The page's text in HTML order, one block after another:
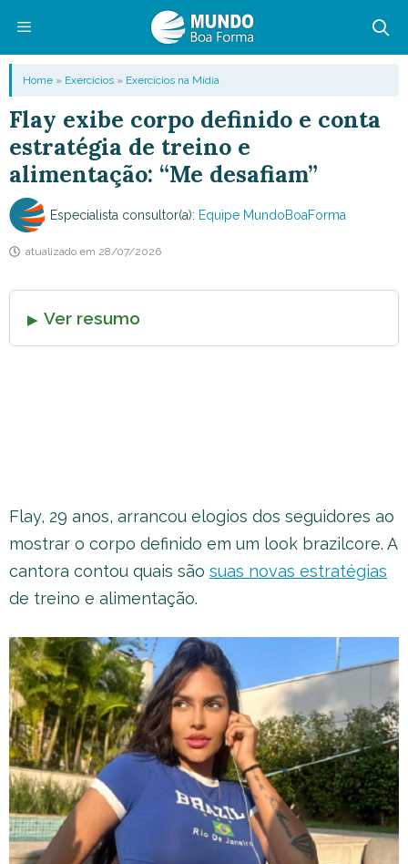
conteúdo
Menu
Home » Exercícios » Exercícios na Mídia
Flay exibe corpo definido e conta
estratégia de treino e
alimentação: “Me desafiam”
Especialista consultor(a): Equipe MundoBoaForma
atualizado em 28/07/2026
Ver resumo
Flay, 29 anos, arrancou elogios dos seguidores ao
mostrar o corpo definido em um look brazilcore. A
cantora contou quais são suas novas estratégias
de treino e alimentação.